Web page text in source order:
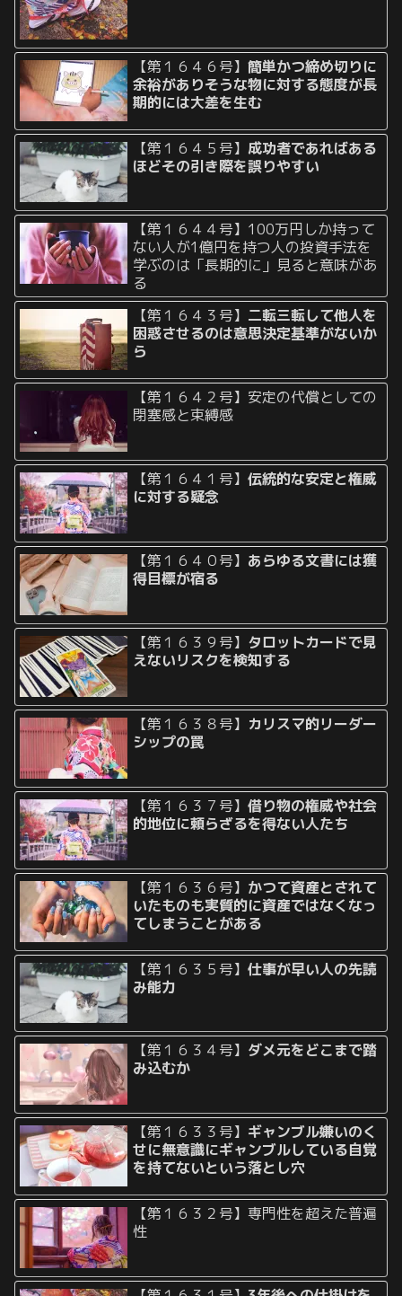
【第１６４６号】簡単かつ締め切りに
余裕がありそうな物に対する態度が長
期的には大差を生む
【第１６４５号】成功者であればある
ほどその引き際を誤りやすい
【第１６４４号】100万円しか持って
ない人が1億円を持つ人の投資手法を
学ぶのは「長期的に」見ると意味があ
る
【第１６４３号】 二転三転して他人を
困惑させるのは意思決定基準がないか
ら
【第１６４２号】安定の代償としての
閉塞感と束縛感
【第１６４１号】伝統的な安定と権威
に対する疑念
【第１６４０号】 あらゆる文書には獲
得目標が宿る
【第１６３９号】 タロットカードで見
えないリスクを検知する
【第１６３８号】 カリスマ的リーダー
シップの罠
【第１６３７号】借り物の権威や社会
的地位に頼らざるを得ない人たち
【第１６３６号】 かつて資産とされて
いたものも実質的に資産ではなくなっ
てしまうことがある
【第１６３５号】仕事が早い人の先読
み能力
【第１６３４号】 ダメ元をどこまで踏
み込むか
【第１６３３号】 ギャンブル嫌いのく
せに無意識にギャンブルしている自覚
を持てないという落とし穴
【第１６３２号】専門性を超えた普遍
性